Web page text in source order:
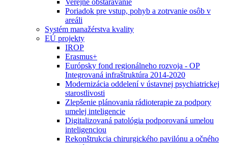
Verejné obstarávanie
Poriadok pre vstup, pohyb a zotrvanie osôb v
areáli
Systém manažérstva kvality
EÚ projekty
IROP
Erasmus+
Európsky fond regionálneho rozvoja - OP
Integrovaná infraštruktúra 2014-2020
Modernizácia oddelení v ústavnej psychiatrickej
starostlivosti
Zlepšenie plánovania rádioterapie za podpory
umelej inteligencie
Digitalizovaná patológia podporovaná umelou
inteligenciou
Rekonštrukcia chirurgického pavilónu a očného